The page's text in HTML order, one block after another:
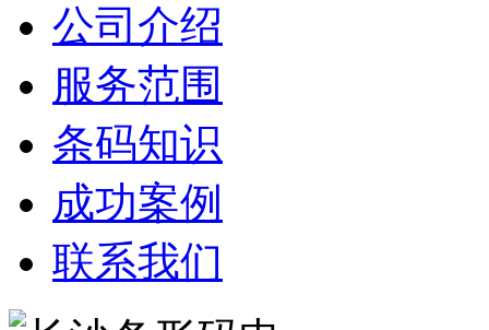
公司介绍
服务范围
条码知识
成功案例
联系我们